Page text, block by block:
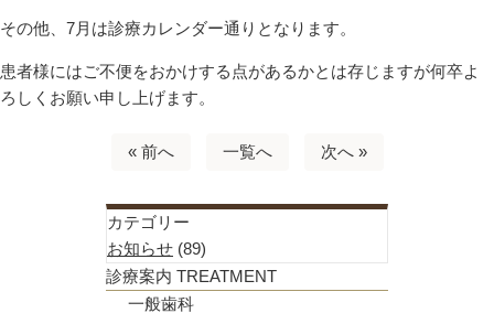
その他、7月は診療カレンダー通りとなります。
患者様にはご不便をおかけする点があるかとは存じますが何卒よ
ろしくお願い申し上げます。
« 前へ 一覧へ 次へ »
カテゴリー
お知らせ (89)
診療案内 TREATMENT
一般歯科